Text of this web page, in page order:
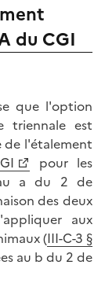
du CGI
que l'option
triennale est
de l'étalement
pour les
au a du 2 de
des deux
aux
(III-C-3 §
au b du 2 de